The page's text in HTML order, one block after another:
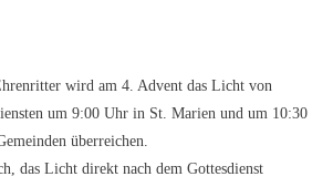
wird am 4. Advent das Licht von
um 9:00 Uhr in St. Marien und um 10:30
überreichen.
das Licht direkt nach dem Gottesdienst